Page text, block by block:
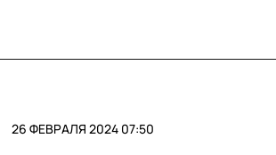
26 ФЕВРАЛЯ 2024 07:50